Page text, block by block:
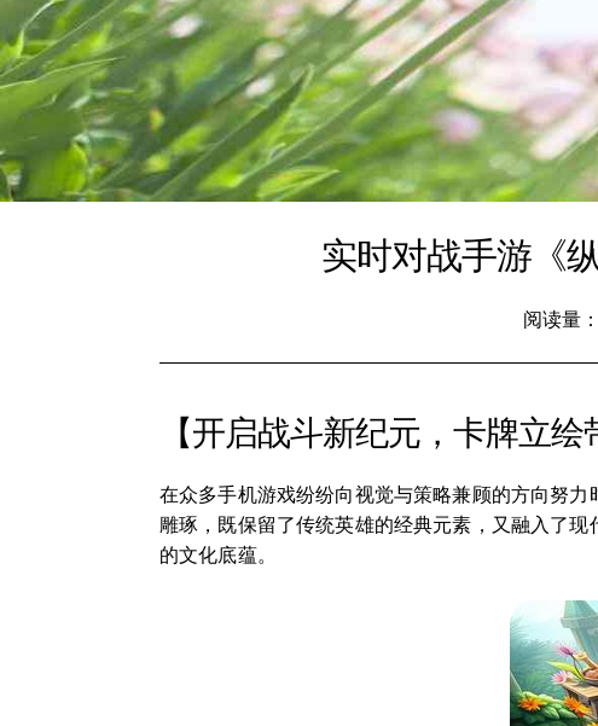
实时对战手游《
阅读量
【开启战斗新纪元，卡牌立绘
在众多手机游戏纷纷向视觉与策略兼顾的方向努
雕琢，既保留了传统英雄的经典元素，又融入了
的文化底蕴。